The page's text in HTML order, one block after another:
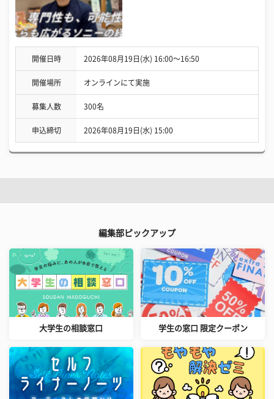
開催日時 2026年08月19日(水) 16:00〜16:50
開催場所 オンラインにて実施
募集人数 300名
申込締切 2026年08月19日(水) 15:00
編集部ピックアップ
大学生の相談窓口 学生の窓口 限定クーポン